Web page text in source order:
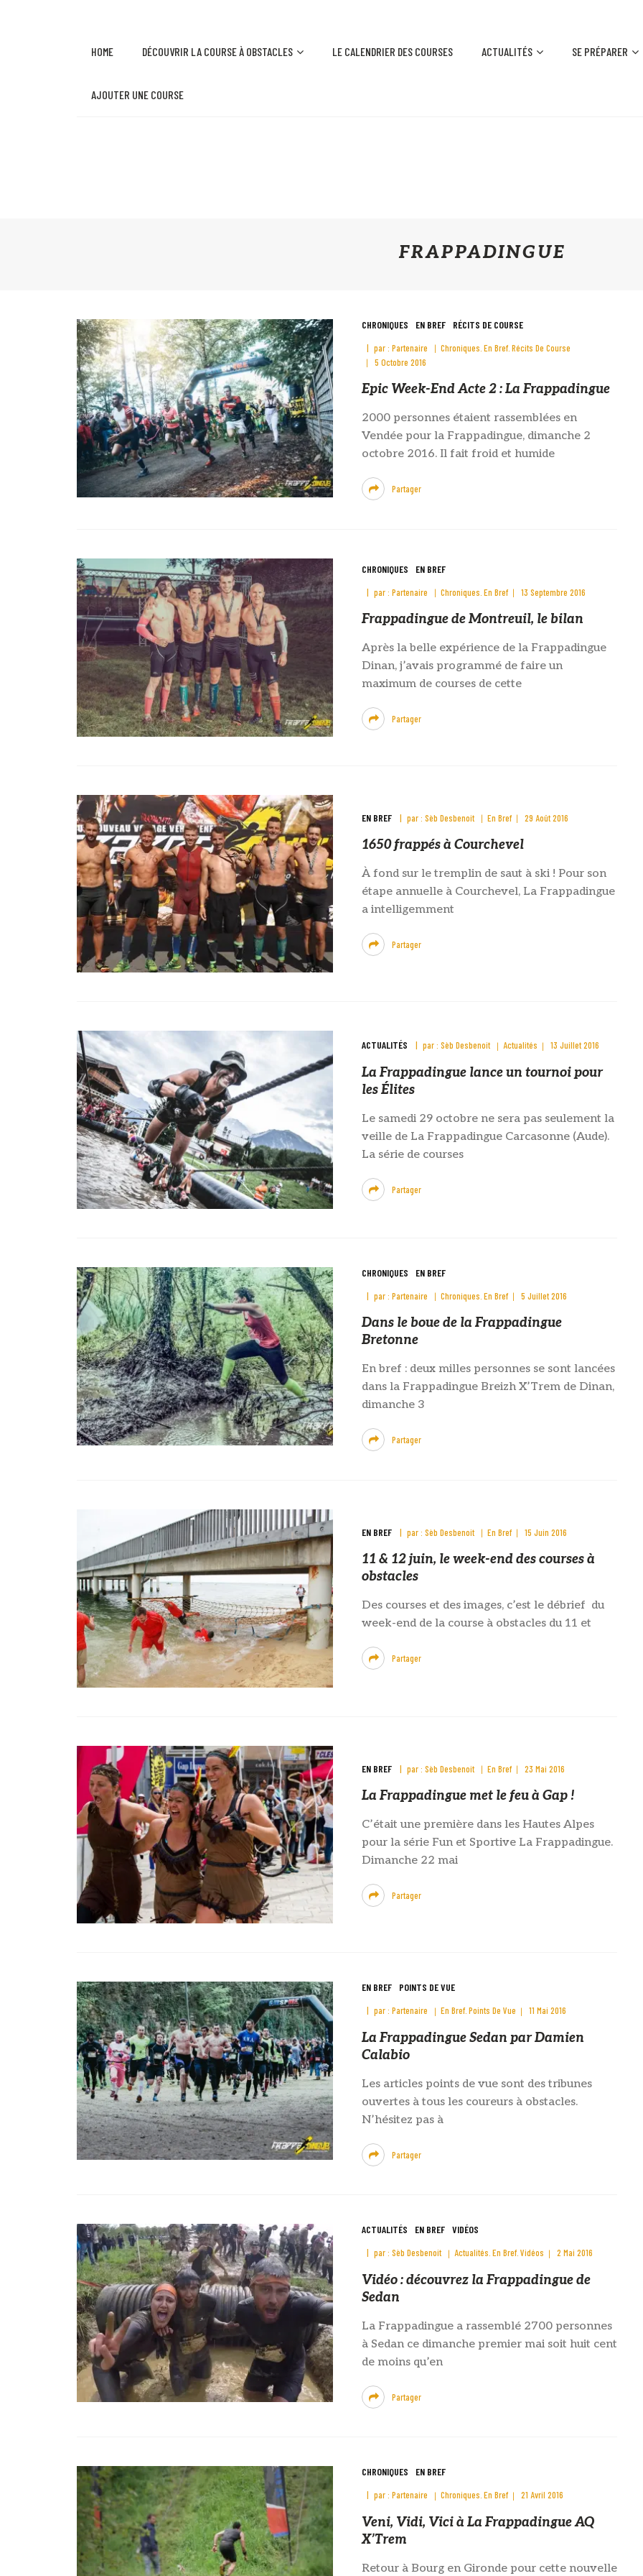
HOME DÉCOUVRIR LA COURSE À OBSTACLES LE CALENDRIER DES COURSES ACTUALITÉS SE PRÉPARER
AJOUTER UNE COURSE
FRAPPADINGUE
CHRONIQUES EN BREF RÉCITS DE COURSE
par : Partenaire Chroniques En Bref Récits De Course
5 Octobre 2016
Epic Week-End Acte 2 : La Frappadingue
2000 personnes étaient rassemblées en
Vendée pour la Frappadingue, dimanche 2
octobre 2016. Il fait froid et humide
Partager
CHRONIQUES EN BREF
par : Partenaire Chroniques En Bref 13 Septembre 2016
Frappadingue de Montreuil, le bilan
Après la belle expérience de la Frappadingue
Dinan, j’avais programmé de faire un
maximum de courses de cette
Partager
EN BREF par : Sèb Desbenoit En Bref 29 Août 2016
1650 frappés à Courchevel
À fond sur le tremplin de saut à ski ! Pour son
étape annuelle à Courchevel, La Frappadingue
a intelligemment
Partager
ACTUALITÉS par : Sèb Desbenoit Actualités 13 Juillet 2016
La Frappadingue lance un tournoi pour
les Élites
Le samedi 29 octobre ne sera pas seulement la
veille de La Frappadingue Carcasonne (Aude).
La série de courses
Partager
CHRONIQUES EN BREF
par : Partenaire Chroniques En Bref 5 Juillet 2016
Dans le boue de la Frappadingue
Bretonne
En bref : deux milles personnes se sont lancées
dans la Frappadingue Breizh X’Trem de Dinan,
dimanche 3
Partager
EN BREF par : Sèb Desbenoit En Bref 15 Juin 2016
11 & 12 juin, le week-end des courses à
obstacles
Des courses et des images, c’est le débrief du
week-end de la course à obstacles du 11 et
Partager
EN BREF par : Sèb Desbenoit En Bref 23 Mai 2016
La Frappadingue met le feu à Gap !
C’était une première dans les Hautes Alpes
pour la série Fun et Sportive La Frappadingue.
Dimanche 22 mai
Partager
EN BREF POINTS DE VUE
par : Partenaire En Bref Points De Vue 11 Mai 2016
La Frappadingue Sedan par Damien
Calabio
Les articles points de vue sont des tribunes
ouvertes à tous les coureurs à obstacles.
N’hésitez pas à
Partager
ACTUALITÉS EN BREF VIDÉOS
par : Sèb Desbenoit Actualités En Bref Vidéos 2 Mai 2016
Vidéo : découvrez la Frappadingue de
Sedan
La Frappadingue a rassemblé 2700 personnes
à Sedan ce dimanche premier mai soit huit cent
de moins qu’en
Partager
CHRONIQUES EN BREF
par : Partenaire Chroniques En Bref 21 Avril 2016
Veni, Vidi, Vici à La Frappadingue AQ
X’Trem
Retour à Bourg en Gironde pour cette nouvelle